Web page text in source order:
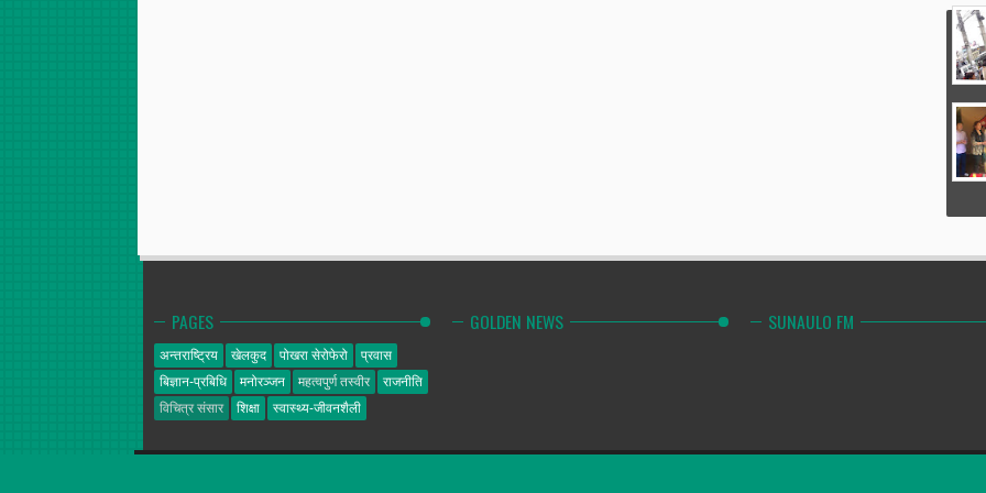
PAGES
अन्तराष्ट्रिय खेलकुद पोखरा सेरोफेरो
प्रवास
बिज्ञान-प्रबिधि
मनोरञ्जन महत्वपुर्ण तस्वीर
राजनीति
विचित्र संसार
शिक्षा स्वास्थ्य-जीवनशैली
GOLDEN NEWS SUNAULO FM